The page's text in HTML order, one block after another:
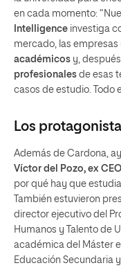
en cada momento:
Intelligence investiga
mercado, las empresas
académicos y,
profesionales de esas
casos de estudio. Todo
Los
Además de Cardona,
Víctor del Pozo, ex
por qué hay que
También estuvieron
director ejecutivo del
Humanos y Talento de
académica del Máster
Educación Secundaria